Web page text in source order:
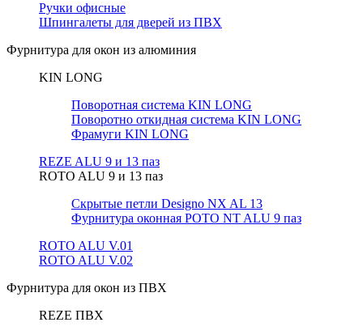
Ручки офисные
Шпингалеты для дверей из ПВХ
Фурнитура для окон из алюминия
KIN LONG
Поворотная система KIN LONG
Поворотно откидная система KIN LONG
Фрамуги KIN LONG
REZE ALU 9 и 13 паз
ROTO ALU 9 и 13 паз
Скрытые петли Designo NX AL 13
Фурнитура оконная РОТО NT ALU 9 паз
ROTO ALU V.01
ROTO ALU V.02
Фурнитура для окон из ПВХ
REZE ПВХ